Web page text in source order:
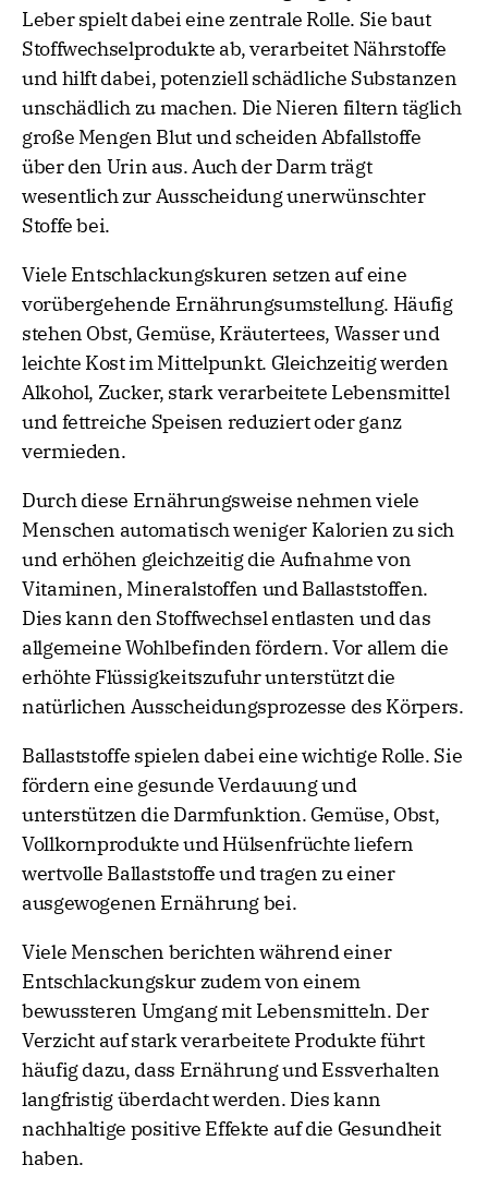
Leber spielt dabei eine zentrale Rolle. Sie baut
Stoffwechselprodukte ab, verarbeitet Nährstoffe
und hilft dabei, potenziell schädliche Substanzen
unschädlich zu machen. Die Nieren filtern täglich
große Mengen Blut und scheiden Abfallstoffe
über den Urin aus. Auch der Darm trägt
wesentlich zur Ausscheidung unerwünschter
Stoffe bei.
Viele Entschlackungskuren setzen auf eine
vorübergehende Ernährungsumstellung. Häufig
stehen Obst, Gemüse, Kräutertees, Wasser und
leichte Kost im Mittelpunkt. Gleichzeitig werden
Alkohol, Zucker, stark verarbeitete Lebensmittel
und fettreiche Speisen reduziert oder ganz
vermieden.
Durch diese Ernährungsweise nehmen viele
Menschen automatisch weniger Kalorien zu sich
und erhöhen gleichzeitig die Aufnahme von
Vitaminen, Mineralstoffen und Ballaststoffen.
Dies kann den Stoffwechsel entlasten und das
allgemeine Wohlbefinden fördern. Vor allem die
erhöhte Flüssigkeitszufuhr unterstützt die
natürlichen Ausscheidungsprozesse des Körpers.
Ballaststoffe spielen dabei eine wichtige Rolle. Sie
fördern eine gesunde Verdauung und
unterstützen die Darmfunktion. Gemüse, Obst,
Vollkornprodukte und Hülsenfrüchte liefern
wertvolle Ballaststoffe und tragen zu einer
ausgewogenen Ernährung bei.
Viele Menschen berichten während einer
Entschlackungskur zudem von einem
bewussteren Umgang mit Lebensmitteln. Der
Verzicht auf stark verarbeitete Produkte führt
häufig dazu, dass Ernährung und Essverhalten
langfristig überdacht werden. Dies kann
nachhaltige positive Effekte auf die Gesundheit
haben.